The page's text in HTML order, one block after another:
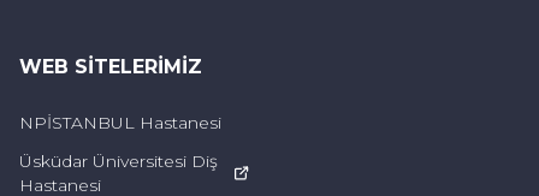
WEB SITELERIMIZ
NPİSTANBUL Hastanesi
Üsküdar Üniversitesi Diş
Hastanesi